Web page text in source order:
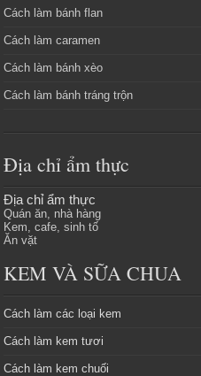
Cách làm bánh flan
Cách làm caramen
Cách làm bánh xèo
Cách làm bánh tráng trộn
Địa chỉ ẩm thực
Địa chỉ ẩm thực
Quán ăn, nhà hàng
Kem, cafe, sinh tố
Ăn vặt
KEM VÀ SỮA CHUA
Cách làm các loại kem
Cách làm kem tươi
Cách làm kem chuối